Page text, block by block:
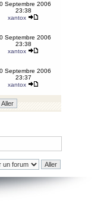
Septembre 2006
23:38
xantox
Septembre 2006
23:38
xantox
Septembre 2006
23:37
xantox